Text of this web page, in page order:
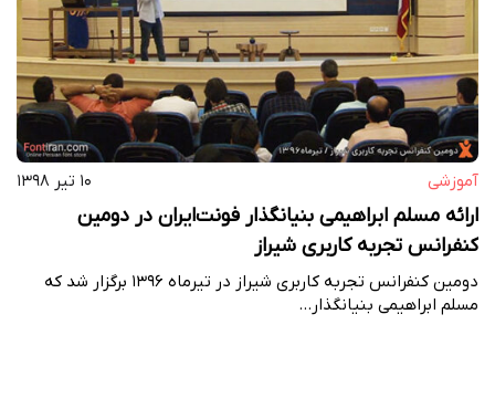
آموزشی ۱۰ تیر ۱۳۹۸
ارائه مسلم ابراهیمی بنیانگذار فونت‌ایران در دومین
کنفرانس تجربه کاربری شیراز
دومین کنفرانس تجربه کاربری شیراز در تیرماه ۱۳۹۶ برگزار شد که
مسلم ابراهیمی بنیانگذار…